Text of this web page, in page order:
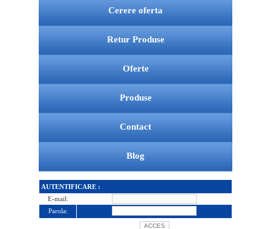
Cerere oferta
Retur Produse
Oferte
Produse
Contact
Blog
AUTENTIFICARE :
E-mail:
Parola: